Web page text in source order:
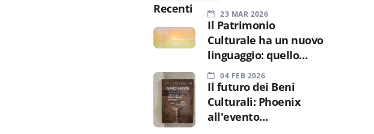
Recenti 23 MAR 2026
Il Patrimonio
Culturale ha un nuovo
linguaggio: quello
dell’esperienza.
04 FEB 2026
Il futuro dei Beni
Culturali: Phoenix
all'evento